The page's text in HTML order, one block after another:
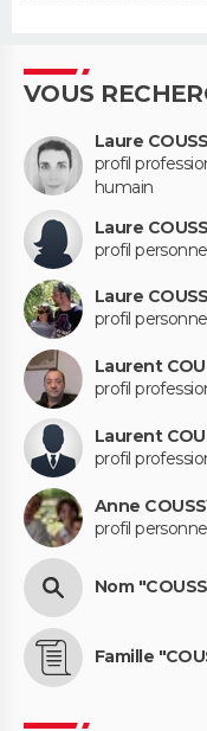
VOUS
Laure
profil
humain
Laure
profil
Laure
profil
Laurent
profil
Laurent
profil
Anne
profil
Nom
Famille